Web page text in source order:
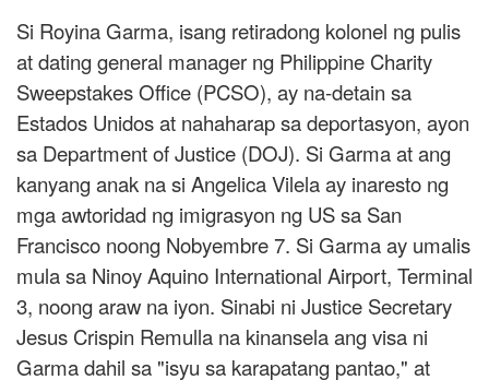
Si Royina Garma, isang retiradong kolonel ng pulis
at dating general manager ng Philippine Charity
Sweepstakes Office (PCSO), ay na-detain sa
Estados Unidos at nahaharap sa deportasyon, ayon
sa Department of Justice (DOJ). Si Garma at ang
kanyang anak na si Angelica Vilela ay inaresto ng
mga awtoridad ng imigrasyon ng US sa San
Francisco noong Nobyembre 7. Si Garma ay umalis
mula sa Ninoy Aquino International Airport, Terminal
3, noong araw na iyon. Sinabi ni Justice Secretary
Jesus Crispin Remulla na kinansela ang visa ni
Garma dahil sa "isyu sa karapatang pantao," at